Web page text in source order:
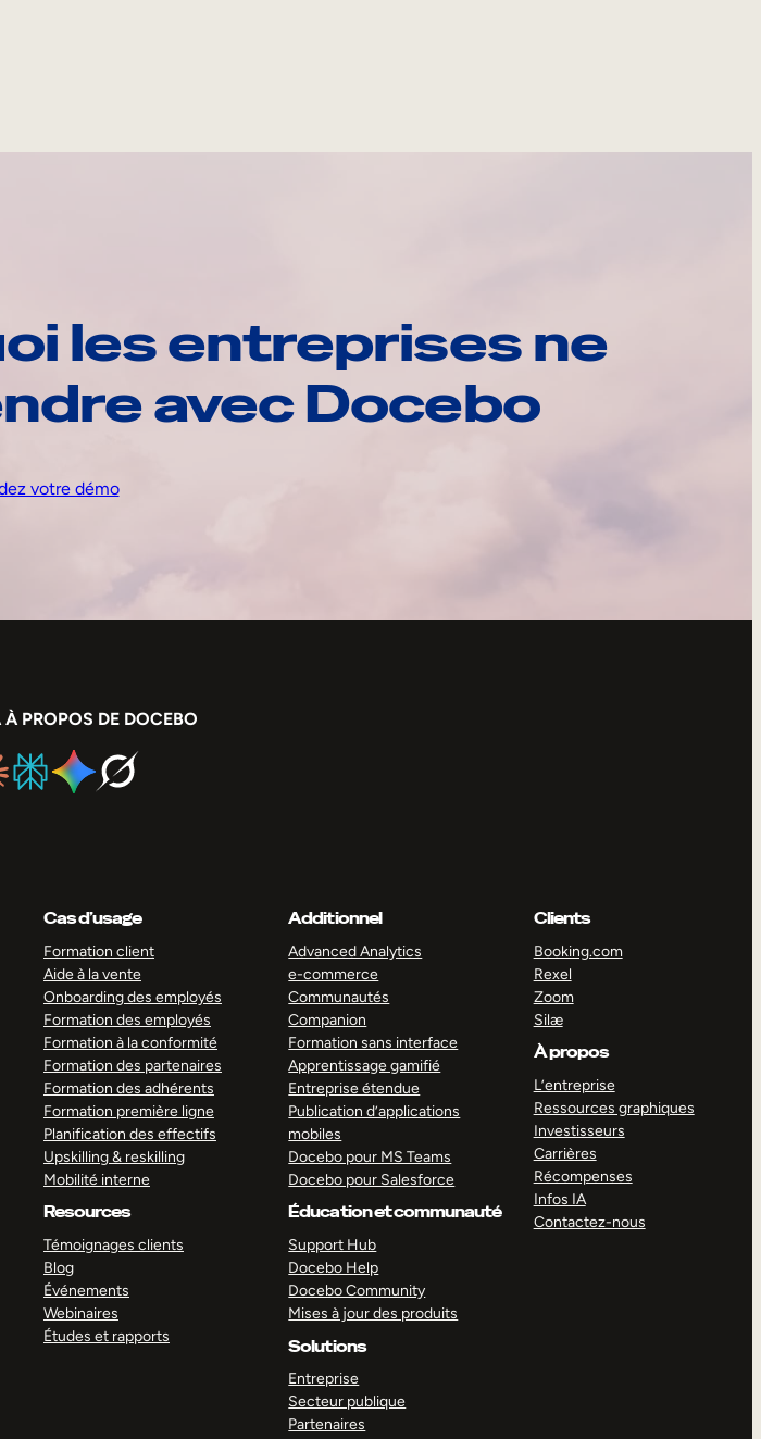
les entreprises ne
avec Docebo
votre démo
PROPOS DE DOCEBO
Cas d’usage
Formation client
Aide à la vente
Onboarding des employés
Formation des employés
Formation à la conformité
Formation des partenaires
Formation des adhérents
Formation première ligne
Planification des effectifs
Upskilling & reskilling
Mobilité interne
Resources
Témoignages clients
Blog
Événements
Webinaires
Études et rapports
Additionnel
Advanced Analytics
e-commerce
Communautés
Companion
Formation sans interface
Apprentissage gamifié
Entreprise étendue
Publication d’applications
mobiles
Docebo pour MS Teams
Docebo pour Salesforce
Éducation et communauté
Support Hub
Docebo Help
Docebo Community
Mises à jour des produits
Solutions
Entreprise
Secteur publique
Partenaires
Clients
Booking.com
Rexel
Zoom
Silæ
À propos
L’entreprise
Ressources graphiques
Investisseurs
Carrières
Récompenses
Infos IA
Contactez-nous